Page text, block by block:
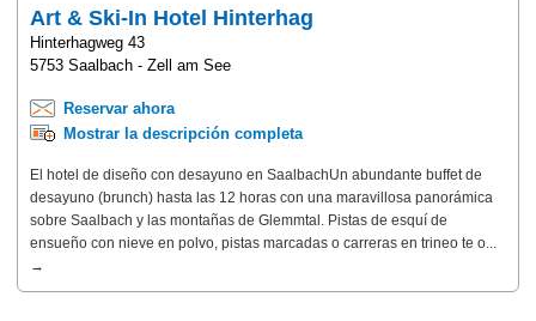
Art & Ski-In Hotel Hinterhag
Hinterhagweg 43
5753 Saalbach - Zell am See
Reservar ahora
Mostrar la descripción completa
El hotel de diseño con desayuno en SaalbachUn abundante buffet de
desayuno (brunch) hasta las 12 horas con una maravillosa panorámica
sobre Saalbach y las montañas de Glemmtal. Pistas de esquí de
ensueño con nieve en polvo, pistas marcadas o carreras en trineo te o...
→